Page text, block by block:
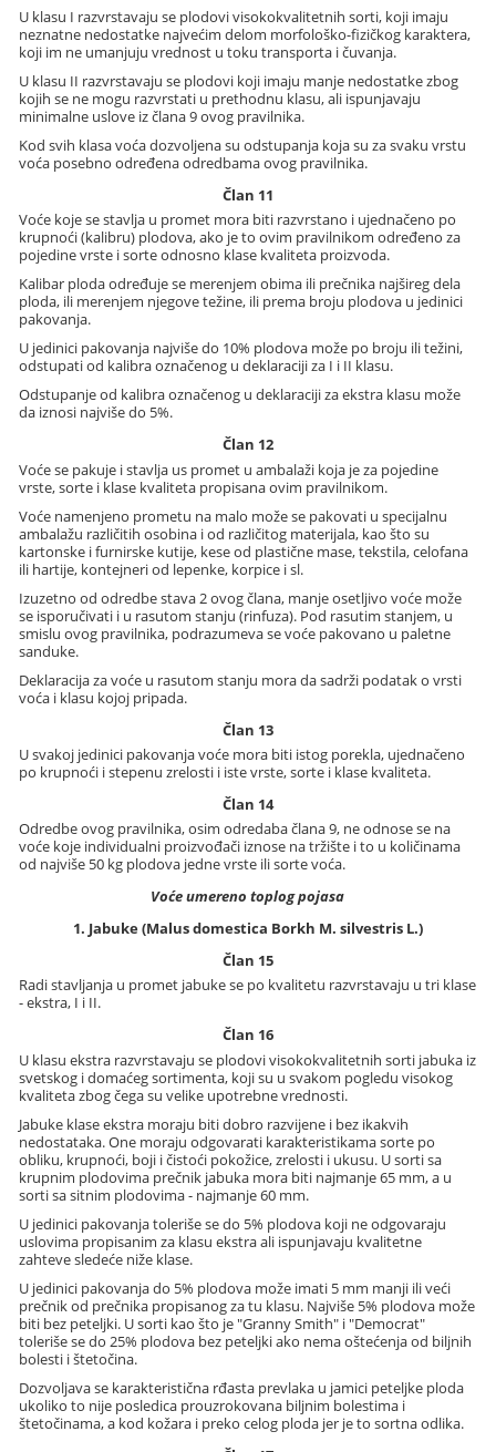
U klasu I razvrstavaju se plodovi visokokvalitetnih sorti, koji imaju
neznatne nedostatke najvećim delom morfološko-fizičkog karaktera,
koji im ne umanjuju vrednost u toku transporta i čuvanja.
U klasu II razvrstavaju se plodovi koji imaju manje nedostatke zbog
kojih se ne mogu razvrstati u prethodnu klasu, ali ispunjavaju
minimalne uslove iz člana 9 ovog pravilnika.
Kod svih klasa voća dozvoljena su odstupanja koja su za svaku vrstu
voća posebno određena odredbama ovog pravilnika.
Član 11
Voće koje se stavlja u promet mora biti razvrstano i ujednačeno po
krupnoći (kalibru) plodova, ako je to ovim pravilnikom određeno za
pojedine vrste i sorte odnosno klase kvaliteta proizvoda.
Kalibar ploda određuje se merenjem obima ili prečnika najšireg dela
ploda, ili merenjem njegove težine, ili prema broju plodova u jedinici
pakovanja.
U jedinici pakovanja najviše do 10% plodova može po broju ili težini,
odstupati od kalibra označenog u deklaraciji za I i II klasu.
Odstupanje od kalibra označenog u deklaraciji za ekstra klasu može
da iznosi najviše do 5%.
Član 12
Voće se pakuje i stavlja us promet u ambalaži koja je za pojedine
vrste, sorte i klase kvaliteta propisana ovim pravilnikom.
Voće namenjeno prometu na malo može se pakovati u specijalnu
ambalažu različitih osobina i od različitog materijala, kao što su
kartonske i furnirske kutije, kese od plastične mase, tekstila, celofana
ili hartije, kontejneri od lepenke, korpice i sl.
Izuzetno od odredbe stava 2 ovog člana, manje osetljivo voće može
se isporučivati i u rasutom stanju (rinfuza). Pod rasutim stanjem, u
smislu ovog pravilnika, podrazumeva se voće pakovano u paletne
sanduke.
Deklaracija za voće u rasutom stanju mora da sadrži podatak o vrsti
voća i klasu kojoj pripada.
Član 13
U svakoj jedinici pakovanja voće mora biti istog porekla, ujednačeno
po krupnoći i stepenu zrelosti i iste vrste, sorte i klase kvaliteta.
Član 14
Odredbe ovog pravilnika, osim odredaba člana 9, ne odnose se na
voće koje individualni proizvođači iznose na tržište i to u količinama
od najviše 50 kg plodova jedne vrste ili sorte voća.
Voće umereno toplog pojasa
1. Jabuke (Malus domestica Borkh M. silvestris L.)
Član 15
Radi stavljanja u promet jabuke se po kvalitetu razvrstavaju u tri klase
- ekstra, I i II.
Član 16
U klasu ekstra razvrstavaju se plodovi visokokvalitetnih sorti jabuka iz
svetskog i domaćeg sortimenta, koji su u svakom pogledu visokog
kvaliteta zbog čega su velike upotrebne vrednosti.
Jabuke klase ekstra moraju biti dobro razvijene i bez ikakvih
nedostataka. One moraju odgovarati karakteristikama sorte po
obliku, krupnoći, boji i čistoći pokožice, zrelosti i ukusu. U sorti sa
krupnim plodovima prečnik jabuka mora biti najmanje 65 mm, a u
sorti sa sitnim plodovima - najmanje 60 mm.
U jedinici pakovanja toleriše se do 5% plodova koji ne odgovaraju
uslovima propisanim za klasu ekstra ali ispunjavaju kvalitetne
zahteve sledeće niže klase.
U jedinici pakovanja do 5% plodova može imati 5 mm manji ili veći
prečnik od prečnika propisanog za tu klasu. Najviše 5% plodova može
biti bez peteljki. U sorti kao što je "Granny Smith" i "Democrat"
toleriše se do 25% plodova bez peteljki ako nema oštećenja od biljnih
bolesti i štetočina.
Dozvoljava se karakteristična rđasta prevlaka u jamici peteljke ploda
ukoliko to nije posledica prouzrokovana biljnim bolestima i
štetočinama, a kod kožara i preko celog ploda jer je to sortna odlika.